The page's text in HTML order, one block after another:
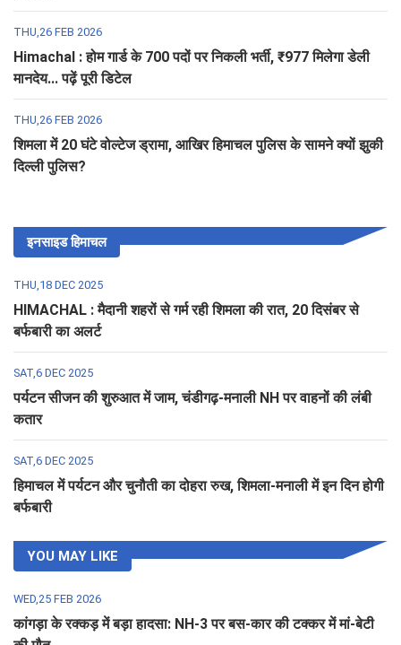
THU,26 FEB 2026
Himachal : होम गार्ड के 700 पदों पर निकली भर्ती, ₹977 मिलेगा डेली
मानदेय... पढ़ें पूरी डिटेल
THU,26 FEB 2026
शिमला में 20 घंटे वोल्टेज ड्रामा, आखिर हिमाचल पुलिस के सामने क्यों झुकी
दिल्ली पुलिस?
इनसाइड हिमाचल
THU,18 DEC 2025
HIMACHAL : मैदानी शहरों से गर्म रही शिमला की रात, 20 दिसंबर से
बर्फबारी का अलर्ट
SAT,6 DEC 2025
पर्यटन सीजन की शुरुआत में जाम, चंडीगढ़-मनाली NH पर वाहनों की लंबी
कतार
SAT,6 DEC 2025
हिमाचल में पर्यटन और चुनौती का दोहरा रुख, शिमला-मनाली में इन दिन होगी
बर्फबारी
YOU MAY LIKE
WED,25 FEB 2026
कांगड़ा के रक्कड़ में बड़ा हादसा: NH-3 पर बस-कार की टक्कर में मां-बेटी